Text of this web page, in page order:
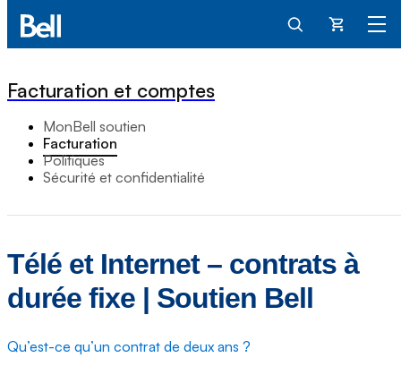
Panier
Facturation et comptes
MonBell soutien
Facturation
Politiques
Sécurité et confidentialité
Télé et Internet – contrats à
durée fixe | Soutien Bell
Qu’est-ce qu’un contrat de deux ans ?